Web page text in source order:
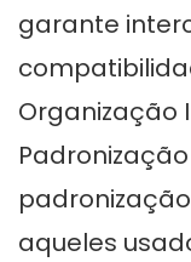
garante
Organização
aqueles